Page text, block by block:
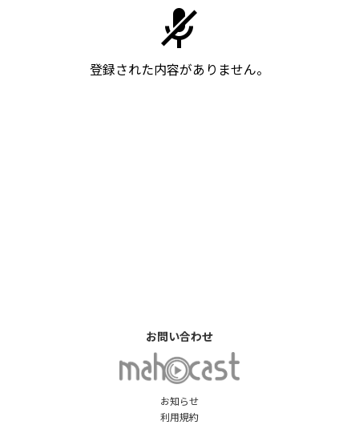
登録された内容がありません。
お知らせ
利用規約
お問い合わせ